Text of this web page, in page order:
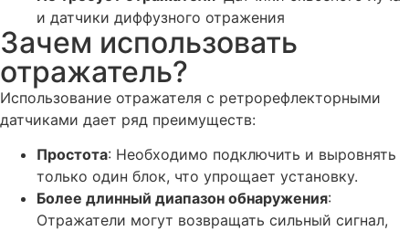
и датчики диффузного отражения
Зачем использовать
отражатель?
Использование отражателя с ретрорефлекторными
датчиками дает ряд преимуществ:
Простота: Необходимо подключить и выровнять
только один блок, что упрощает установку.
Более длинный диапазон обнаружения:
Отражатели могут возвращать сильный сигнал,